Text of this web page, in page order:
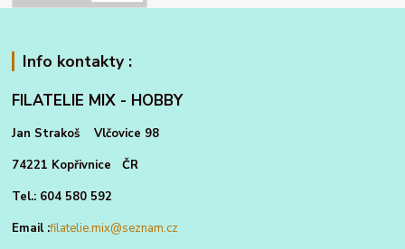
Info kontakty :
FILATELIE MIX - HOBBY
Jan Strakoš Vlčovice 98
74221 Kopřivnice ČR
Tel.: 604 580 592
Email :filatelie.mix@seznam.cz